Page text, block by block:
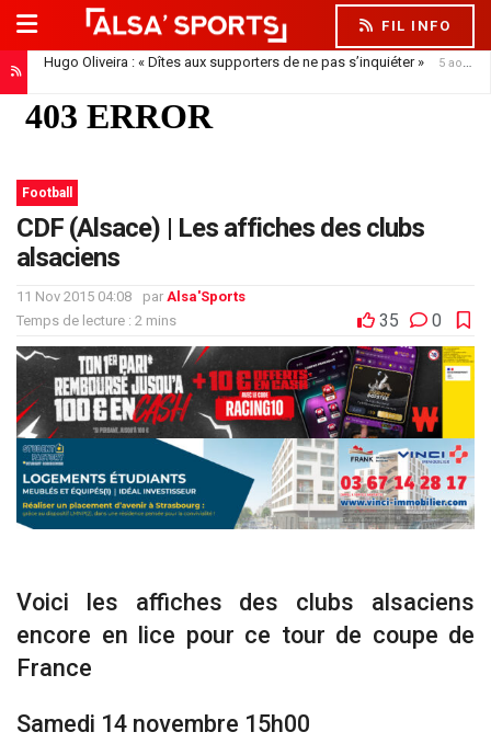
FIL INFO
Hugo Oliveira : « Dîtes aux supporters de ne pas s’inquiéter » 5 août 2026
Football
CDF (Alsace) | Les affiches des clubs
alsaciens
11 Nov 2015 04:08 par Alsa'Sports
Temps de lecture : 2 mins
35 0
Voici les affiches des clubs alsaciens
encore en lice pour ce tour de coupe de
France
Samedi 14 novembre 15h00